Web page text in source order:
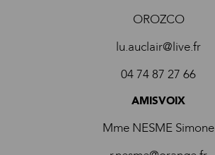
OROZCO
lu.auclair@live.fr
04 74 87 27 66
AMISVOIX
Mme NESME Simone